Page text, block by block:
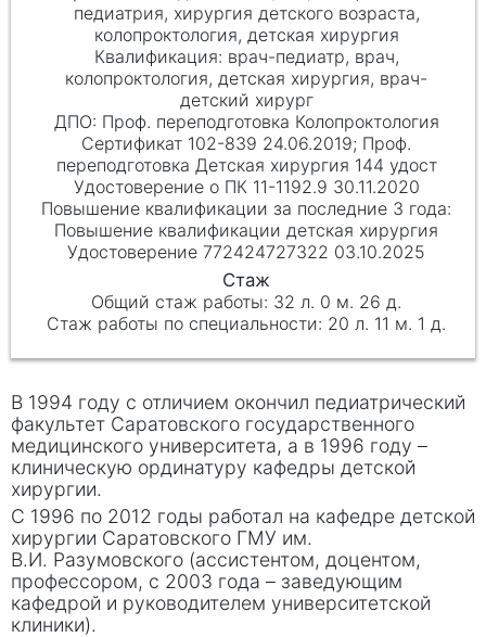
педиатрия, хирургия детского возраста,
колопроктология, детская хирургия
врач-педиатр, врач,
колопроктология, детская хирургия, врач-
детский хирург
Проф. переподготовка Колопроктология
Сертификат 102-839 24.06.2019; Проф.
переподготовка Детская хирургия 144 удост
Удостоверение о ПК 11-1192.9 30.11.2020
Повышение квалификации детская хирургия
Удостоверение 772424727322 03.10.2025
32 л. 0 м. 26 д.
20 л. 11 м. 1 д.
В 1994 году с отличием окончил педиатрический
факультет Саратовского государственного
медицинского университета, а в 1996 году –
клиническую ординатуру кафедры детской
хирургии.
С 1996 по 2012 годы работал на кафедре детской
хирургии Саратовского ГМУ им.
В.И. Разумовского (ассистентом, доцентом,
профессором, с 2003 года – заведующим
кафедрой и руководителем университетской
клиники).